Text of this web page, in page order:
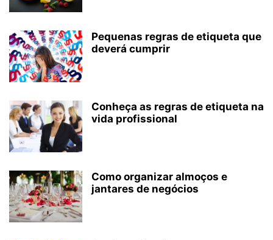
Pequenas regras de etiqueta que
deverá cumprir
Conheça as regras de etiqueta na
vida profissional
Como organizar almoços e
jantares de negócios